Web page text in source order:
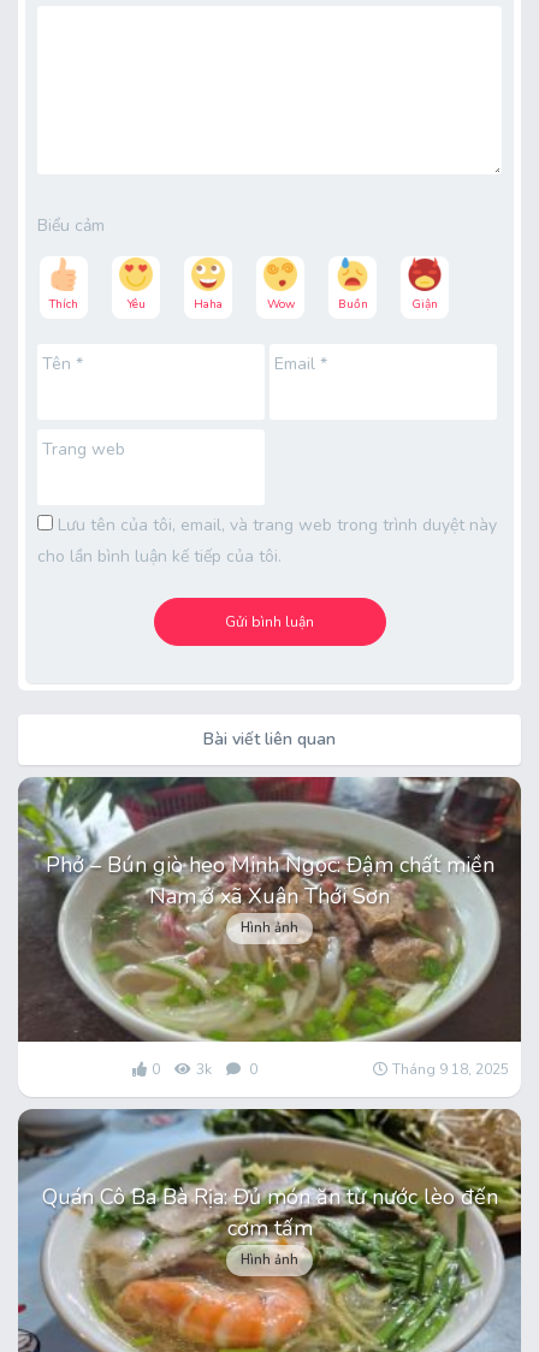
Biểu cảm
Thích Yêu Haha Wow Buồn Giận
Tên * Email*
Trang web
Lưu tên của tôi, email, và trang web trong trình duyệt này
cho lần bình luận kế tiếp của tôi.
Bài viết liên quan
Phở – Bún giò heo Minh Ngọc: Đậm chất miền
Nam ở xã Xuân Thới Sơn
Hình ảnh
0 3k 0 Tháng 9 18, 2025
Quán Cô Ba Bà Rịa: Đủ món ăn từ nước lèo đến
cơm tấm
Hình ảnh